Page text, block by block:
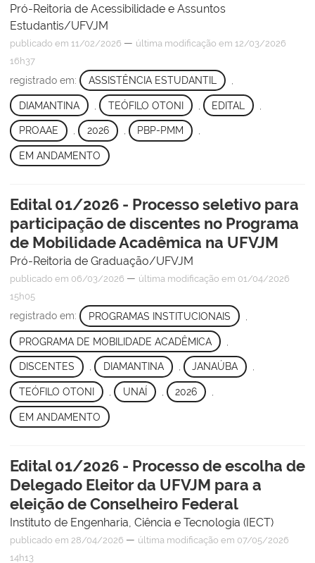
Pró-Reitoria de Acessibilidade e Assuntos
Estudantis/UFVJM
publicado em 11/02/2026 — última modificação em 12/03/2026
16h37
registrado em: ASSISTÊNCIA ESTUDANTIL
DIAMANTINA TEÓFILO OTONI EDITAL
PROAAE , 2026 , PBP-PMM ,
EM ANDAMENTO
Edital 01/2026 - Processo seletivo para
participação de discentes no Programa
de Mobilidade Acadêmica na UFVJM
Pró-Reitoria de Graduação/UFVJM
publicado em 06/03/2026 — última modificação em 01/04/2026
15h05
registrado em: PROGRAMAS INSTITUCIONAIS
PROGRAMA DE MOBILIDADE ACADÊMICA
DISCENTES , DIAMANTINA , JANAÚBA ,
TEÓFILO OTONI UNAÍ 2026
EM ANDAMENTO
Edital 01/2026 - Processo de escolha de
Delegado Eleitor da UFVJM para a
eleição de Conselheiro Federal
Instituto de Engenharia, Ciência e Tecnologia (IECT)
publicado em 28/04/2026 — última modificação em 07/05/2026
14h13